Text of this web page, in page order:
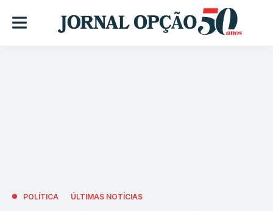
POLÍTICA ÚLTIMAS NOTÍCIAS